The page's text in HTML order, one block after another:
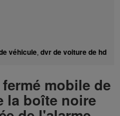
véhicule, dvr de voiture de hd
mobile de
la boîte noire